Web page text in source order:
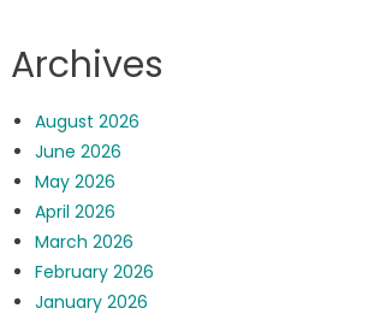
Archives
August 2026
June 2026
May 2026
April 2026
March 2026
February 2026
January 2026